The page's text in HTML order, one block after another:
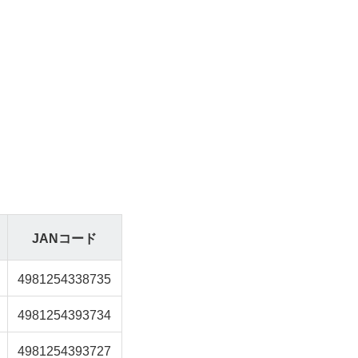
JANコード
4981254338735
4981254393734
4981254393727